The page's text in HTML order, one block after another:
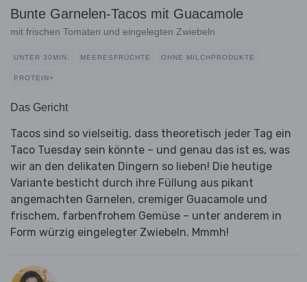
Bunte Garnelen-Tacos mit Guacamole
mit frischen Tomaten und eingelegten Zwiebeln
UNTER 30MIN. MEERESFRÜCHTE OHNE MILCHPRODUKTE
PROTEIN+
Das Gericht
Tacos sind so vielseitig, dass theoretisch jeder Tag ein
Taco Tuesday sein könnte – und genau das ist es, was
wir an den delikaten Dingern so lieben! Die heutige
Variante besticht durch ihre Füllung aus pikant
angemachten Garnelen, cremiger Guacamole und
frischem, farbenfrohem Gemüse – unter anderem in
Form würzig eingelegter Zwiebeln. Mmmh!